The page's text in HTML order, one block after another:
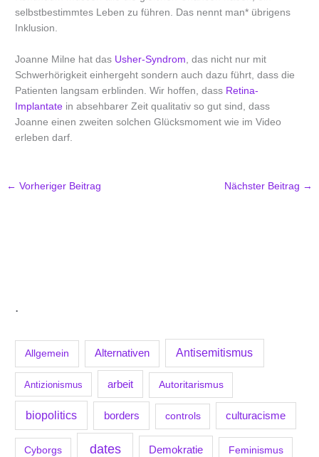
.
Allgemein Alternativen Antisemitismus
Antizionismus arbeit Autoritarismus
biopolitics borders controls culturacisme
Cyborgs dates Demokratie Feminismus
selbstbestimmtes Leben zu führen. Das nennt man* übrigens
Inklusion.
Joanne Milne hat das Usher-Syndrom , das nicht nur mit
Schwerhörigkeit einhergeht sondern auch dazu führt, dass die
Patienten langsam erblinden. Wir hoffen, dass Retina-
Implantate in absehbarer Zeit qualitativ so gut sind, dass
Joanne einen zweiten solchen Glücksmoment wie im Video
erleben darf.
← Vorheriger Beitrag Nächster Beitrag →